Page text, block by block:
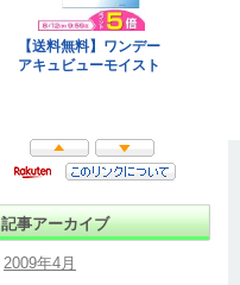
記事アーカイブ
2009年4月